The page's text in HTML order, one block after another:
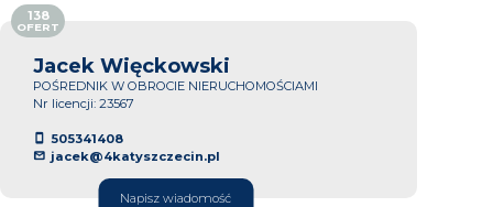
Jacek Więckowski
POŚREDNIK W OBROCIE NIERUCHOMOŚCIAMI
Nr licencji: 23567
505341408
jacek@4katyszczecin.pl
Napisz wiadomość
138
OFERT